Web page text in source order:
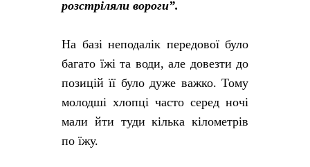
розстріляли вороги”.
На базі неподалік передової було
багато їжі та води, але довезти до
позицій її було дуже важко. Тому
молодші хлопці часто серед ночі
мали йти туди кілька кілометрів
по їжу.